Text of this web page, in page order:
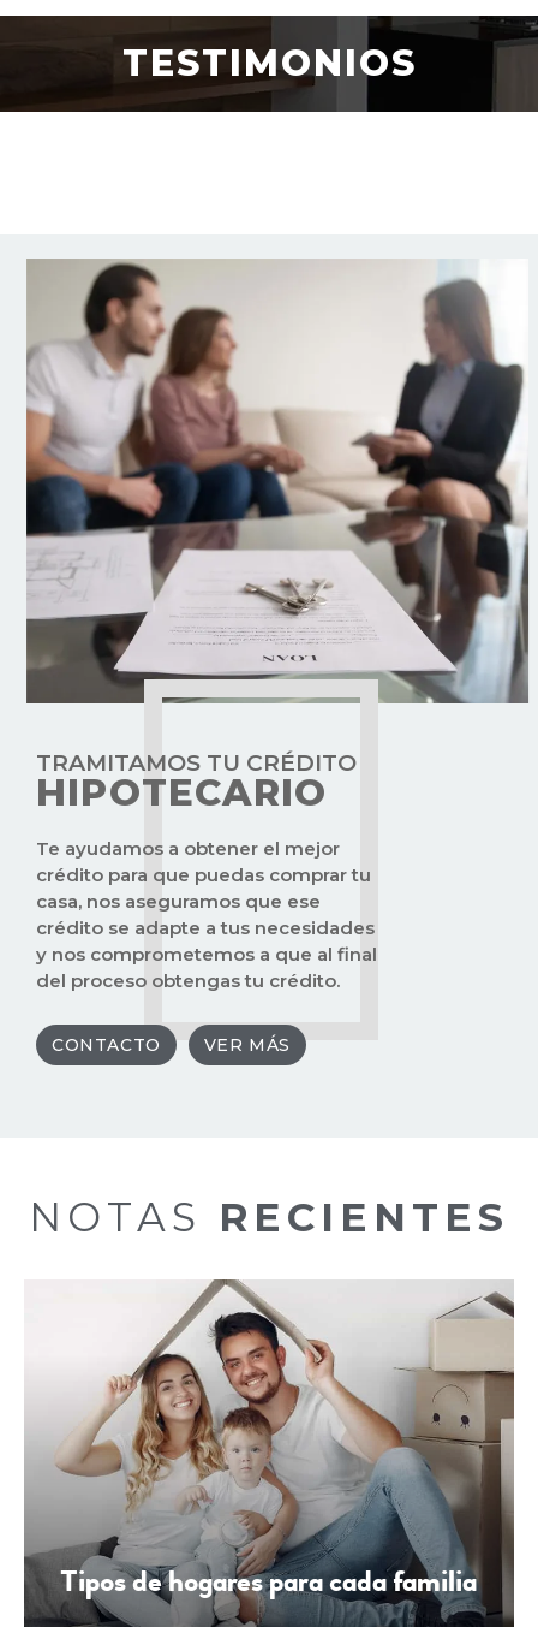
AIRES ACONDICIONADOS
JARDIN
TESTIMONIOS
TRAMITAMOS TU CRÉDITO
HIPOTECARIO
Te ayudamos a obtener el mejor
crédito para que puedas comprar tu
casa, nos aseguramos que ese
crédito se adapte a tus necesidades
y nos comprometemos a que al final
del proceso obtengas tu crédito.
CONTACTO VER MÁS
NOTAS RECIENTES
Tipos de hogares para cada familia